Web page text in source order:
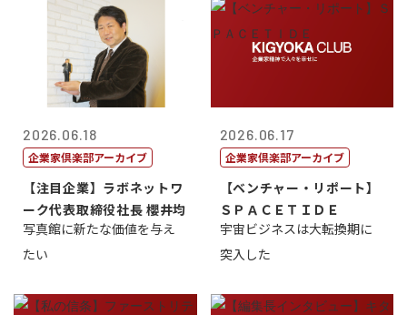
2026.06.18
企業家倶楽部アーカイブ
【注目企業】ラボネットワ
ーク代表取締役社長 櫻井均
写真館に新たな価値を与え
たい
2026.06.17
企業家倶楽部アーカイブ
【ベンチャー・リポート】
ＳＰＡＣＥＴＩＤＥ
宇宙ビジネスは大転換期に
突入した